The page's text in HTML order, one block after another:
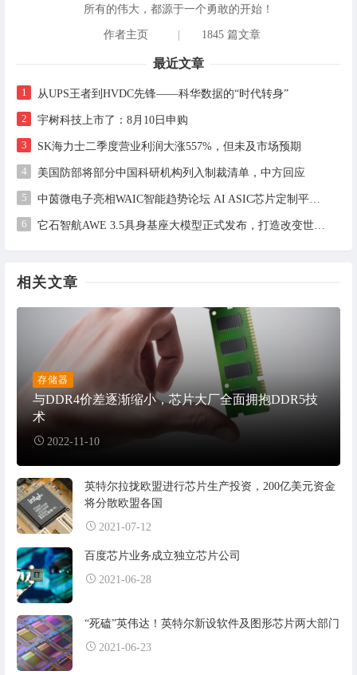
所有的伟大，都源于一个勇敢的开始！
作者主页 | 1845 篇文章
最近文章
1 从UPS王者到HVDC先锋——科华数据的“时代转身”
2 宇树科技上市了：8月10日申购
3 SK海力士二季度营业利润大涨557%，但未及市场预期
4 美国防部将部分中国科研机构列入制裁清单，中方回应
5
6
相关文章
存储器
与DDR4价差逐渐缩小，芯片大厂全面拥抱DDR5技
术
2022-11-10
英特尔拉拢欧盟进行芯片生产投资，200亿美元资金
将分散欧盟各国
2021-07-12
百度芯片业务成立独立芯片公司
2021-06-28
“死磕”英伟达！英特尔新设软件及图形芯片两大部门
2021-06-23